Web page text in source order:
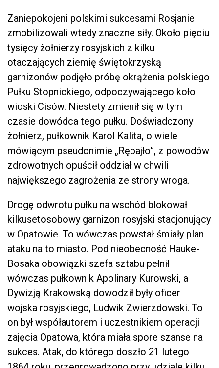
Zaniepokojeni polskimi sukcesami Rosjanie
zmobilizowali wtedy znaczne siły. Około pięciu
tysięcy żołnierzy rosyjskich z kilku
otaczających ziemię świętokrzyską
garnizonów podjęło próbę okrążenia polskiego
Pułku Stopnickiego, odpoczywającego koło
wioski Cisów. Niestety zmienił się w tym
czasie dowódca tego pułku. Doświadczony
żołnierz, pułkownik Karol Kalita, o wiele
mówiącym pseudonimie „Rębajło”, z powodów
zdrowotnych opuścił oddział w chwili
największego zagrożenia ze strony wroga.
Drogę odwrotu pułku na wschód blokował
kilkusetosobowy garnizon rosyjski stacjonujący
w Opatowie. To wówczas powstał śmiały plan
ataku na to miasto. Pod nieobecność Hauke-
Bosaka obowiązki szefa sztabu pełnił
wówczas pułkownik Apolinary Kurowski, a
Dywizją Krakowską dowodził były oficer
wojska rosyjskiego, Ludwik Zwierzdowski. To
on był współautorem i uczestnikiem operacji
zajęcia Opatowa, która miała spore szanse na
sukces. Atak, do którego doszło 21 lutego